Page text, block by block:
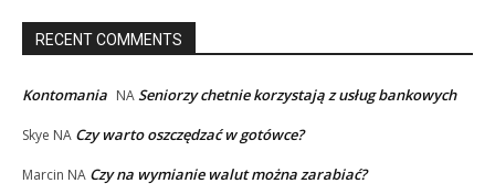
RECENT COMMENTS
Kontomania NASeniorzy chetnie korzystają z usług bankowych
Skye NA Czy warto oszczędzać w gotówce?
Marcin NA Czy na wymianie walut można zarabiać?